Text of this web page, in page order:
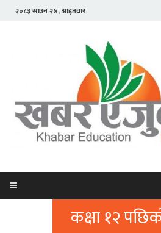
२०८३ साउन २४, आइतवार
कक्षा १२